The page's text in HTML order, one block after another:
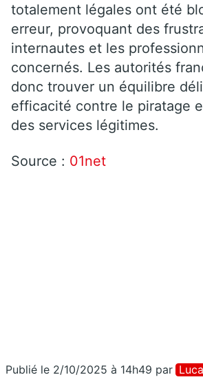
totalement légales ont été
erreur, provoquant des
internautes et les
concernés. Les autorités
donc trouver un équilibre
efficacité contre le piratage
des services légitimes.
Source : 01net
Publié le 2/10/2025 à 14h49 par